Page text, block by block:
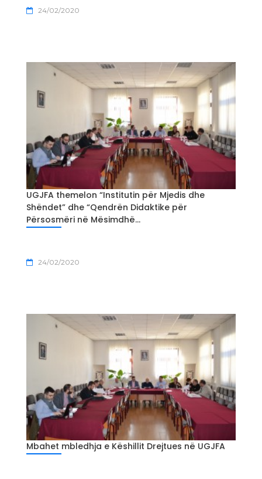
24/02/2020
UGJFA themelon “Institutin për Mjedis dhe
Shëndet” dhe “Qendrën Didaktike për
Përsosmëri në Mësimdhë...
24/02/2020
Mbahet mbledhja e Këshillit Drejtues në UGJFA